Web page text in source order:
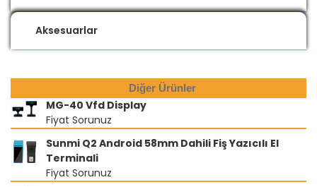
Aksesuarlar
Diğer Ürünler
MG-40 Vfd Display
Fiyat Sorunuz
Sunmi Q2 Android 58mm Dahili Fiş Yazıcılı El
Terminali
Fiyat Sorunuz